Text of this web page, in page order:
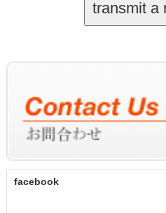
facebook